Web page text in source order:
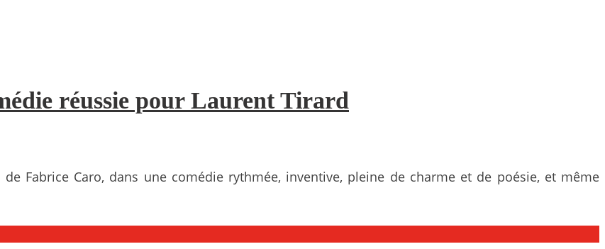
réussie pour Laurent Tirard
Fabrice Caro, dans une comédie rythmée, inventive, pleine de charme et de poésie, et même